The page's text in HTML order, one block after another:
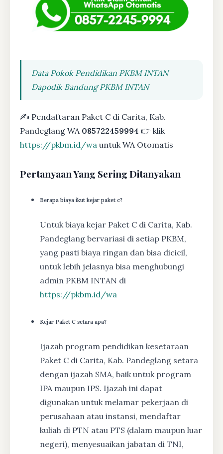
Data Pokok Pendidikan PKBM INTAN
Dapodik Bandung PKBM INTAN
✍ Pendaftaran Paket C di Carita, Kab.
Pandeglang WA 085722459994 👉 klik
https://pkbm.id/wa untuk WA Otomatis
Pertanyaan Yang Sering Ditanyakan
Berapa biaya ikut kejar paket c?
Untuk biaya kejar Paket C di Carita, Kab.
Pandeglang bervariasi di setiap PKBM,
yang pasti biaya ringan dan bisa dicicil,
untuk lebih jelasnya bisa menghubungi
admin PKBM INTAN di
https://pkbm.id/wa
Kejar Paket C setara apa?
Ijazah program pendidikan kesetaraan
Paket C di Carita, Kab. Pandeglang setara
dengan ijazah SMA, baik untuk program
IPA maupun IPS. Ijazah ini dapat
digunakan untuk melamar pekerjaan di
perusahaan atau instansi, mendaftar
kuliah di PTN atau PTS (dalam maupun luar
negeri), menyesuaikan jabatan di TNI,